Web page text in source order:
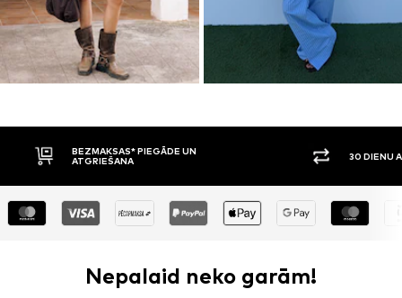
30 DIENU ATGRIEŠANAS TIESĪBAS APMAKSA
Nepalaid neko garām!